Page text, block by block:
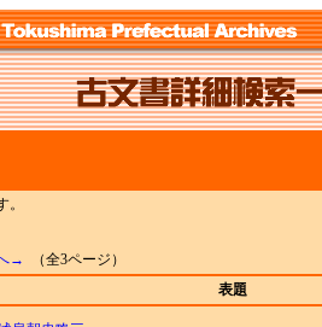
→
（全3ページ）
表題